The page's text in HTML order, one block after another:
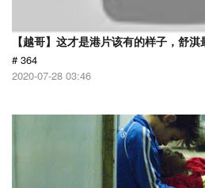
【越哥】这才是港片该有的样子，舒
# 364
2020-07-28 03:46